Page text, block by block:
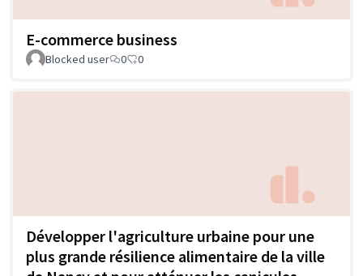
E-commerce business
Blocked user 0 0
Développer l'agriculture urbaine pour une
plus grande résilience alimentaire de la ville